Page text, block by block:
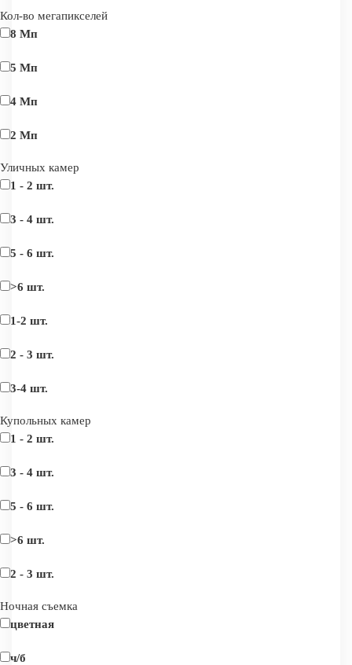
Кол-во мегапикселей
8 Мп
5 Мп
4 Мп
2 Мп
Уличных камер
1 - 2 шт.
3 - 4 шт.
5 - 6 шт.
>6 шт.
1-2 шт.
2 - 3 шт.
3-4 шт.
Купольных камер
1 - 2 шт.
3 - 4 шт.
5 - 6 шт.
>6 шт.
2 - 3 шт.
Ночная съемка
цветная
ч/б